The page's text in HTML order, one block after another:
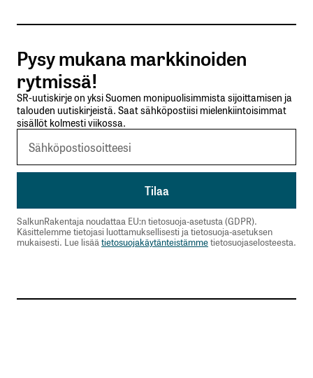
Tilaa SalkunRakentajan uutiskirje
Lähetä kommentti
Pysy mukana markkinoiden
rytmissä!
SR-uutiskirje on yksi Suomen monipuolisimmista sijoittamisen ja
talouden uutiskirjeistä. Saat sähköpostiisi mielenkiintoisimmat
sisällöt kolmesti viikossa.
SalkunRakentaja noudattaa EU:n tietosuoja-asetusta (GDPR).
Käsittelemme tietojasi luottamuksellisesti ja tietosuoja-asetuksen
mukaisesti. Lue lisää tietosuojakäytänteistämmetietosuojaselosteesta.